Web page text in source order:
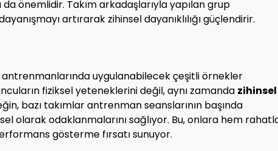
da önemlidir. Takım arkadaşlarıyla yapılan grup
artırarak zihinsel dayanıklılığı güçlendirir.
antrenmanlarında uygulanabilecek çeşitli örnekler
fiziksel yeteneklerini değil, aynı zamanda zihinsel
bazı takımlar antrenman seanslarının başında
olarak odaklanmalarını sağlıyor. Bu, onlara hem
gösterme fırsatı sunuyor.